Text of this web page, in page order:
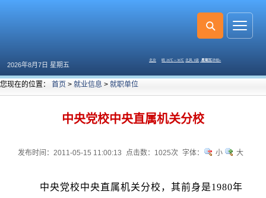
2026年8月7日 星期五
您现在的位置： 首页 > 就业信息 > 就职单位
中央党校中央直属机关分校
发布时间：2011-05-15 11:00:13 点击数： 1025次 字体： 小 大
中央党校中央直属机关分校，其前身是1980年